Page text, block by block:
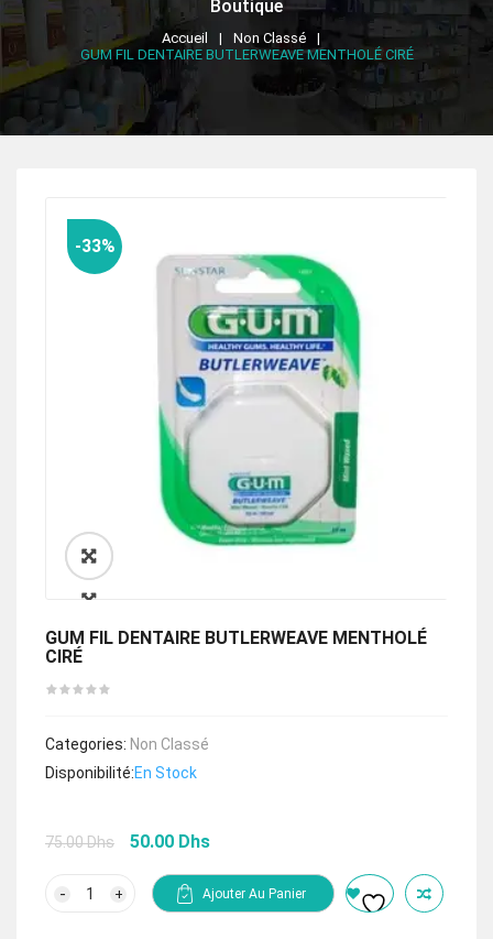
Boutique
Accueil
Non Classé
GUM FIL DENTAIRE BUTLERWEAVE MENTHOLÉ CIRÉ
🔍
-33%
GUM FIL DENTAIRE BUTLERWEAVE MENTHOLÉ
CIRÉ
Categories: Non Classé
Disponibilité:En Stock
75.00Dhs
Le
initial
était :
50.00 Dhs
est :
Ajouter Au Panier